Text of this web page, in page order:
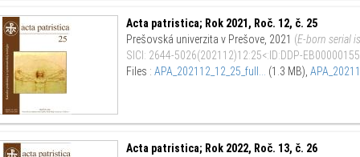
Acta patristica; Rok 2021, Roč. 12, č. 25
Prešovská univerzita v Prešove, 2021 (E-born serial
SICI : 2644-5026(202112)12:25<:ID:DDP-
Files : APA_202112_12_25_full... (1.3 MB),
Acta patristica; Rok 2022, Roč. 13, č. 26